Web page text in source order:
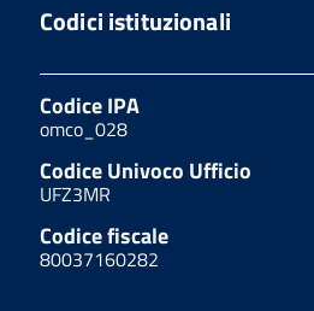
Codici istituzionali
Codice IPA
omco_028
Codice Univoco Ufficio
UFZ3MR
Codice fiscale
80037160282